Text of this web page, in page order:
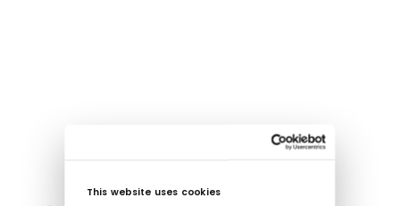
This website uses cookies